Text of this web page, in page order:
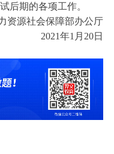
后期的各项工作。
资源社会保障部办公厅
2021年1月20日